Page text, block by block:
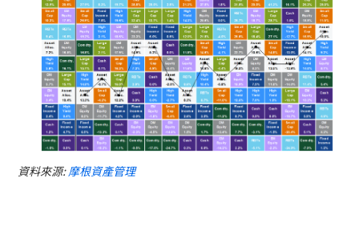
資料來源:摩根資產管理